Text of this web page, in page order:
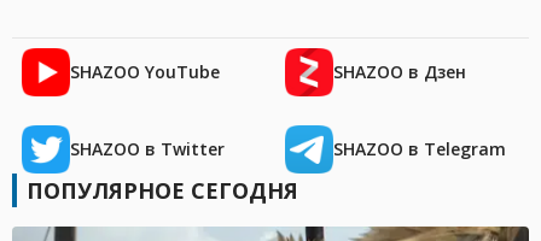
SHAZOO YouTube SHAZOO в Дзен
SHAZOO в Twitter SHAZOO в Telegram
ПОПУЛЯРНОЕ СЕГОДНЯ